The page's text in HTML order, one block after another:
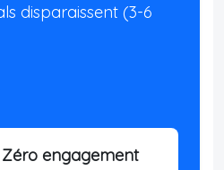
disparaissent (3-6
engagement